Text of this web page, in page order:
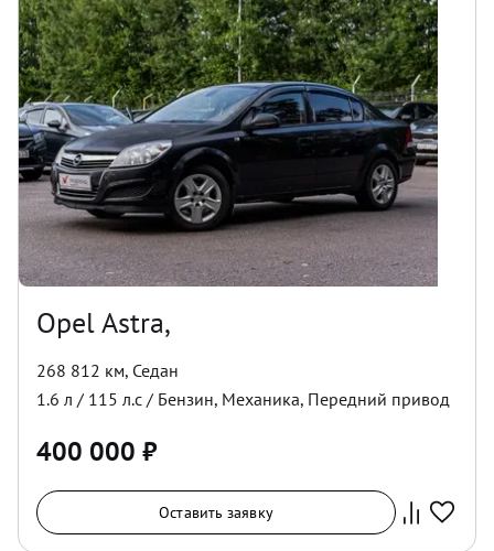
Opel Astra,
268 812 км, Седан
1.6 л / 115 л.с / Бензин, Механика, Передний привод
400 000 ₽
Оставить заявку